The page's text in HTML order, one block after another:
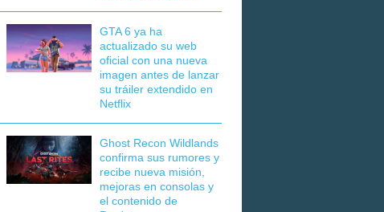
GTA 6 ya ha
actualizado su web
oficial con una nueva
imagen antes de lanzar
su tráiler extendido en
Netflix
Ghost Recon Wildlands
confirma sus rumores y
recibe nueva misión,
mejoras en consolas y
el contenido de